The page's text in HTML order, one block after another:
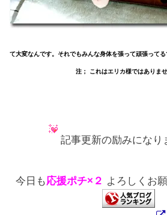
て大変なんです。それでもみんな身体を張って頑張ってる
注； これはエリカ様ではありませ
記事更新の励みにな
今日も応援ポチ×２ よろしくお